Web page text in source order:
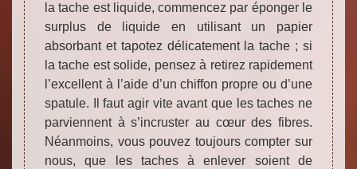
la tache est liquide, commencez par éponger le
surplus de liquide en utilisant un papier
absorbant et tapotez délicatement la tache ; si
la tache est solide, pensez à retirez rapidement
l’excellent à l’aide d’un chiffon propre ou d’une
spatule. Il faut agir vite avant que les taches ne
parviennent à s’incruster au cœur des fibres.
Néanmoins, vous pouvez toujours compter sur
nous, que les taches à enlever soient de